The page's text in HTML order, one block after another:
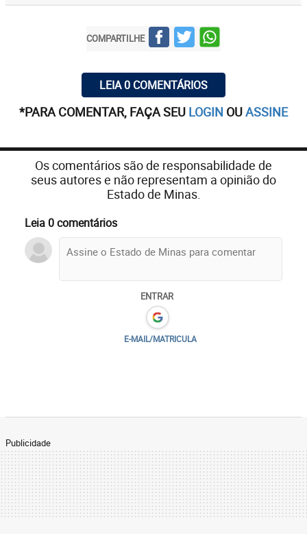
COMPARTILHE
LEIA 0 COMENTÁRIOS
*PARA COMENTAR, FAÇA SEU LOGIN OUASSINE
Os comentários são de responsabilidade de
seus autores e não representam a opinião do
Estado de Minas.
Leia 0 comentários
ENTRAR
E-MAIL/MATRICULA
Publicidade